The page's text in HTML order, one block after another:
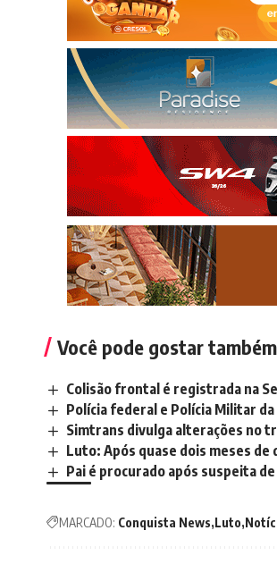
Você pode gostar também
Colisão frontal é registrada na
Polícia federal e Polícia Militar
Simtrans divulga alterações no
Luto: Após quase dois meses
Pai é procurado após suspeita
MARCADO: Conquista News Luto